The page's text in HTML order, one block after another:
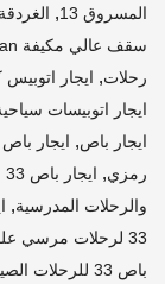
المسروق 13
, الغردقة
سقف عالي مكيفة Nissan Urvan
رحلات, ايجار اتوبيس
ايجار اتوبيسات
ايجار باص, ايجار باص 33 بأرخص سعر في مصر
رمزي, ايجار باص 33 لرحلات الاقصر
والرحلات المدرسية,
33 لرحلات مرسي علم
باص 33 للرحلات الصيفية